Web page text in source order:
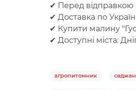
✔ Перед відправкою
✔ Доставка по
✔ Купити малину
✔ Доступні міста:
агропитомник